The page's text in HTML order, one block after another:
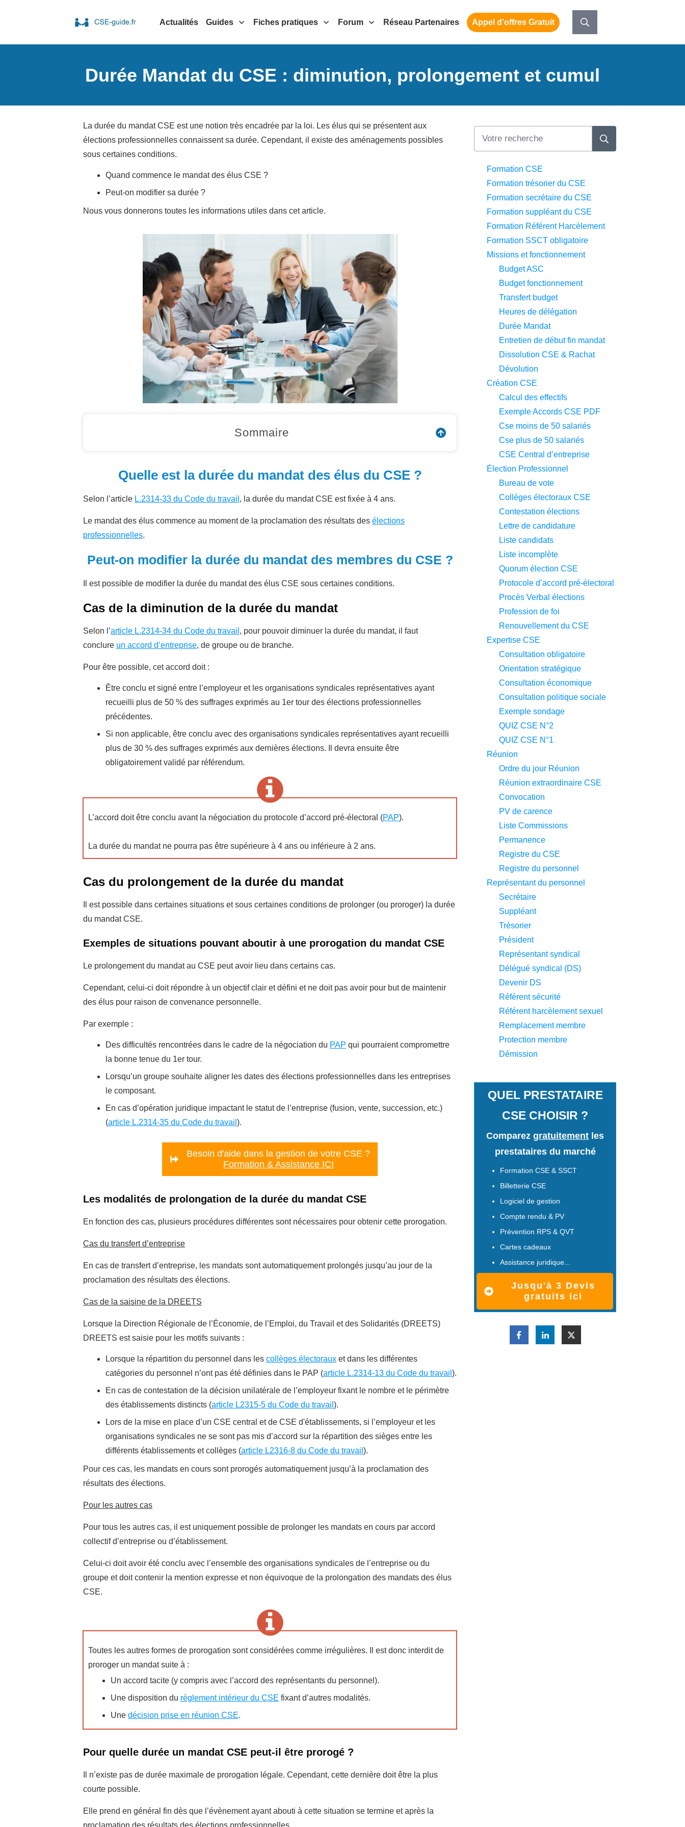
Actualités Guides Fiches pratiques Forum Réseau Partenaires Appel d’offres Gratuit
Durée Mandat du CSE : diminution, prolongement et cumul
La durée du mandat CSE est une notion très encadrée par la loi. Les élus qui se présentent aux
élections professionnelles connaissent sa durée. Cependant, il existe des aménagements possibles
sous certaines conditions.
Quand commence le mandat des élus CSE ?
Peut-on modifier sa durée ?
Nous vous donnerons toutes les informations utiles dans cet article.
Sommaire
Quelle est la durée du mandat des élus du CSE ?
Selon l’article L.2314-33 du Code du travail , la durée du mandat CSE est fixée à 4 ans.
Le mandat des élus commence au moment de la proclamation des résultats des élections
professionnelles.
Peut-on modifier la durée du mandat des membres du CSE ?
Il est possible de modifier la durée du mandat des élus CSE sous certaines conditions.
Cas de la diminution de la durée du mandat
Selon l’article L.2314-34 du Code du travail , pour pouvoir diminuer la durée du mandat, il faut
conclure un accord d’entreprise, de groupe ou de branche.
Pour être possible, cet accord doit :
Être conclu et signé entre l’employeur et les organisations syndicales représentatives ayant
recueilli plus de 50 % des suffrages exprimés au 1er tour des élections professionnelles
précédentes.
Si non applicable, être conclu avec des organisations syndicales représentatives ayant recueilli
plus de 30 % des suffrages exprimés aux dernières élections. Il devra ensuite être
obligatoirement validé par référendum.
L’accord doit être conclu avant la négociation du protocole d’accord pré-électoral (PAP).
La durée du mandat ne pourra pas être supérieure à 4 ans ou inférieure à 2 ans.
Cas du prolongement de la durée du mandat
Il est possible dans certaines situations et sous certaines conditions de prolonger (ou proroger) la durée
du mandat CSE.
Exemples de situations pouvant aboutir à une prorogation du mandat CSE
Le prolongement du mandat au CSE peut avoir lieu dans certains cas.
Cependant, celui-ci doit répondre à un objectif clair et défini et ne doit pas avoir pour but de maintenir
des élus pour raison de convenance personnelle.
Par exemple :
Des difficultés rencontrées dans le cadre de la négociation du PAP qui pourraient compromettre
la bonne tenue du 1er tour.
Lorsqu’un groupe souhaite aligner les dates des élections professionnelles dans les entreprises
le composant.
En cas d’opération juridique impactant le statut de l’entreprise (fusion, vente, succession, etc.)
(article L.2314-35 du Code du travail ).
Besoin d'aide dans la gestion de votre CSE ?
Formation & Assistance ICI
Les modalités de prolongation de la durée du mandat CSE
En fonction des cas, plusieurs procédures différentes sont nécessaires pour obtenir cette prorogation.
Cas du transfert d’entreprise
En cas de transfert d’entreprise, les mandats sont automatiquement prolongés jusqu’au jour de la
proclamation des résultats des élections.
Cas de la saisine de la DREETS
Lorsque la Direction Régionale de l’Économie, de l’Emploi, du Travail et des Solidarités (DREETS)
DREETS est saisie pour les motifs suivants :
Lorsque la répartition du personnel dans les collèges électoraux et dans les différentes
catégories du personnel n’ont pas été définies dans le PAP (article L.2314-13 du Code du travail ).
En cas de contestation de la décision unilatérale de l’employeur fixant le nombre et le périmètre
des établissements distincts (article L2315-5 du Code du travail ).
Lors de la mise en place d’un CSE central et de CSE d'établissements, si l’employeur et les
organisations syndicales ne se sont pas mis d’accord sur la répartition des sièges entre les
différents établissements et collèges (article L2316-8 du Code du travail ).
Pour ces cas, les mandats en cours sont prorogés automatiquement jusqu’à la proclamation des
résultats des élections.
Pour les autres cas
Pour tous les autres cas, il est uniquement possible de prolonger les mandats en cours par accord
collectif d’entreprise ou d’établissement.
Celui-ci doit avoir été conclu avec l’ensemble des organisations syndicales de l’entreprise ou du
groupe et doit contenir la mention expresse et non équivoque de la prolongation des mandats des élus
CSE.
Toutes les autres formes de prorogation sont considérées comme irrégulières. Il est donc interdit de
proroger un mandat suite à :
Un accord tacite (y compris avec l’accord des représentants du personnel).
Une disposition du règlement intérieur du CSE fixant d’autres modalités.
Une décision prise en réunion CSE.
Pour quelle durée un mandat CSE peut-il être prorogé ?
Il n’existe pas de durée maximale de prorogation légale. Cependant, cette dernière doit être la plus
courte possible.
Elle prend en général fin dès que l’évènement ayant abouti à cette situation se termine et après la
proclamation des résultats des élections professionnelles.
Formation CSE
Formation trésorier du CSE
Formation secrétaire du CSE
Formation suppléant du CSE
Formation Référent Harcèlement
Formation SSCT obligatoire
Missions et fonctionnement
Budget ASC
Budget fonctionnement
Transfert budget
Heures de délégation
Durée Mandat
Entretien de début fin mandat
Dissolution CSE & Rachat
Dévolution
Création CSE
Calcul des effectifs
Exemple Accords CSE PDF
Cse moins de 50 salariés
Cse plus de 50 salariés
CSE Central d’entreprise
Élection Professionnel
Bureau de vote
Collèges électoraux CSE
Contestation élections
Lettre de candidature
Liste candidats
Liste incomplète
Quorum élection CSE
Protocole d’accord pré-électoral
Procès Verbal élections
Profession de foi
Renouvellement du CSE
Expertise CSE
Consultation obligatoire
Orientation stratégique
Consultation économique
Consultation politique sociale
Exemple sondage
QUIZ CSE N°2
QUIZ CSE N°1
Réunion
Ordre du jour Réunion
Réunion extraordinaire CSE
Convocation
PV de carence
Liste Commissions
Permanence
Registre du CSE
Registre du personnel
Représentant du personnel
Secrétaire
Suppléant
Trésorier
Président
Représentant syndical
Délégué syndical (DS)
Devenir DS
Référent sécurité
Référent harcèlement sexuel
Remplacement membre
Protection membre
Démission
QUEL PRESTATAIRE
CSE CHOISIR ?
Comparezgratuitement les
prestataires du marché
Formation CSE & SSCT
Billetterie CSE
Logiciel de gestion
Compte rendu & PV
Prévention RPS & QVT
Cartes cadeaux
Assistance juridique...
Jusqu'à 3 Devis
gratuits ici